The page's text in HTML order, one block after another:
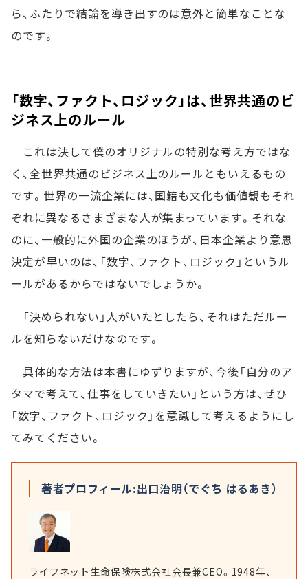
ら、ふたりで結論を導き出すのは意外と簡単なことな
のです。
「数字、ファクト、ロジック」は、世界共通のビ
ジネス上のルール
これは決して僕のオリジナルの特別な考え方ではな
く、全世界共通のビジネス上のルールともいえるもの
です。世界の一流企業には、国籍も文化も価値観もそれ
ぞれに異なるさまざまな人が集まっています。それな
のに、一般的に外国の企業のほうが、日本企業より意思
決定が早いのは、「数字、ファクト、ロジック」というル
ールがあるからではないでしょうか。
「決められない」人がいたとしたら、それはただルー
ルを知らないだけなのです。
具体的な方法は本書にゆずりますが、今後「自分のア
タマで考えて、仕事をしていきたい」という方は、ぜひ
「数字、ファクト、ロジック」を意識して考えるようにし
てみてください。
著者プロフィール:出口治明（でぐち はるあき）
ライフネット生命保険株式会社会長兼CEO。1948年、